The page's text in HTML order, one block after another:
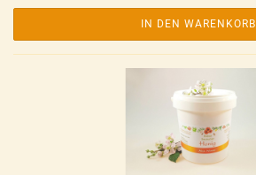
IN DEN WARENKORB